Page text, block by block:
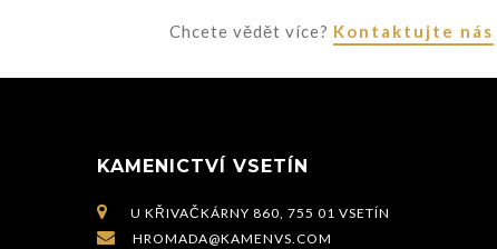
Chcete vědět více? Kontaktujte nás
KAMENICTVÍ VSETÍN
 U KŘIVAČKÁRNY 860, 755 01 VSETÍN
 HROMADA@KAMENVS.COM